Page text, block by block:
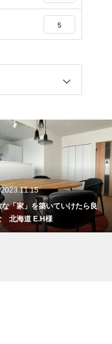
5
2023.11.15
な「家」を築いていけたら良
北海道 E.H様